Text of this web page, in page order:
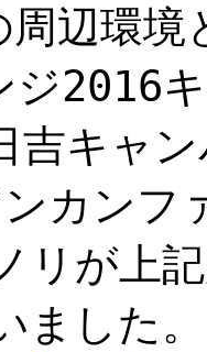
辺環境
ジ2016
吉キャ
カンフ
リが上
ました。